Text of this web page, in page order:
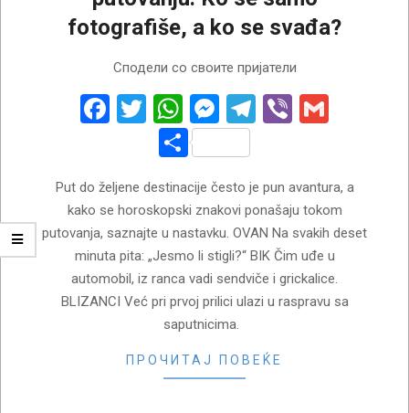
fotografiše, a ko se svađa?
Сподели со своите пријатели
Facebook
Twitter
WhatsApp
Messenger
Telegram
Viber
Share
Put do željene destinacije često je pun avantura, a
kako se horoskopski znakovi ponašaju tokom
putovanja, saznajte u nastavku. OVAN Na svakih deset
minuta pita: „Jesmo li stigli?“ BIK Čim uđe u
automobil, iz ranca vadi sendviče i grickalice.
BLIZANCI Već pri prvoj prilici ulazi u raspravu sa
saputnicima.
ПРОЧИТАЈ ПОВЕЌЕ